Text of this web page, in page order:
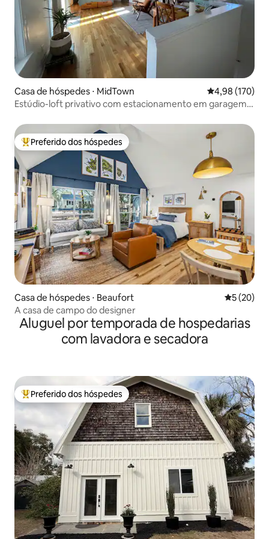
Casa de hóspedes ⋅ MidTown 4,98 de uma
4,98 (170)
Estúdio-loft privativo com estacionamento em garagem
Entre os melhores preferidos dos hóspedes
Preferido dos hóspedes
Casa de hóspedes ⋅ Beaufort 5 de uma
5 (20)
A casa de campo do designer
Aluguel por temporada de hospedarias
com lavadora e secadora
Entre os melhores preferidos dos hóspedes
Preferido dos hóspedes